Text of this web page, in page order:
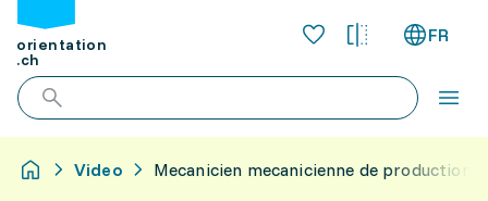
orientation
.ch
FR
Video Mecanicien mecanicienne de